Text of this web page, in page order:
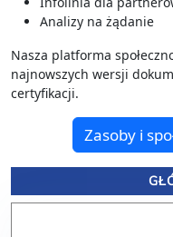
Analizy na żądanie
Nasza platforma
najnowszych wersji
certyfikacji.
Zasoby i